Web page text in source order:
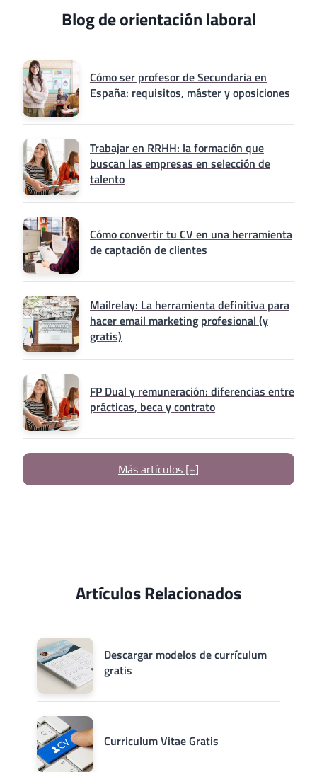
Blog de orientación laboral
Cómo ser profesor de Secundaria en
España: requisitos, máster y oposiciones
Trabajar en RRHH: la formación que
buscan las empresas en selección de
talento
Cómo convertir tu CV en una herramienta
de captación de clientes
Mailrelay: La herramienta definitiva para
hacer email marketing profesional (y
gratis)
FP Dual y remuneración: diferencias entre
prácticas, beca y contrato
Más artículos [+]
Artículos Relacionados
Descargar modelos de currículum
gratis
Curriculum Vitae Gratis